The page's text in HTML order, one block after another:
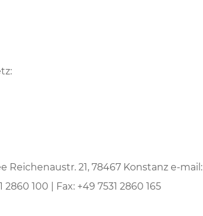
21, 78467 Konstanz e-mail:
100 | Fax: +49 7531 2860 165